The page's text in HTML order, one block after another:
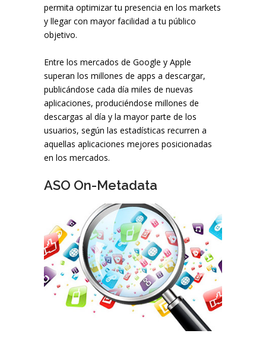
permita optimizar tu presencia en los markets
y llegar con mayor facilidad a tu público
objetivo.
Entre los mercados de Google y Apple
superan los millones de apps a descargar,
publicándose cada día miles de nuevas
aplicaciones, produciéndose millones de
descargas al día y la mayor parte de los
usuarios, según las estadísticas recurren a
aquellas aplicaciones mejores posicionadas
en los mercados.
ASO On-Metadata